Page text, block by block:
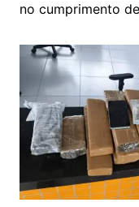
no cumprimento